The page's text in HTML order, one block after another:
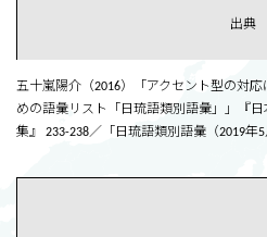
出典
五十嵐陽介（2016）「アクセント型の対
めの語彙リスト「日琉語類別語彙」」『
集』 233-238／「日琉語類別語彙（2019年5